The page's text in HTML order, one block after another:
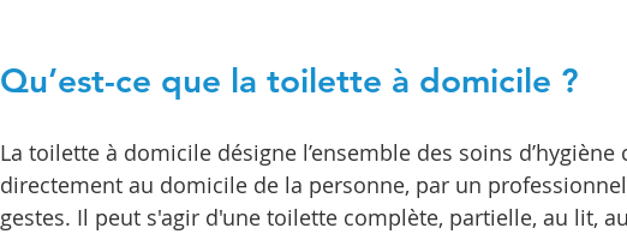
Qu’est-ce que la toilette à domicile ?
La toilette à domicile désigne l’ensemble des soins
directement au domicile de la personne, par un
gestes. Il peut s'agir d'une toilette complète, partielle, au lit,